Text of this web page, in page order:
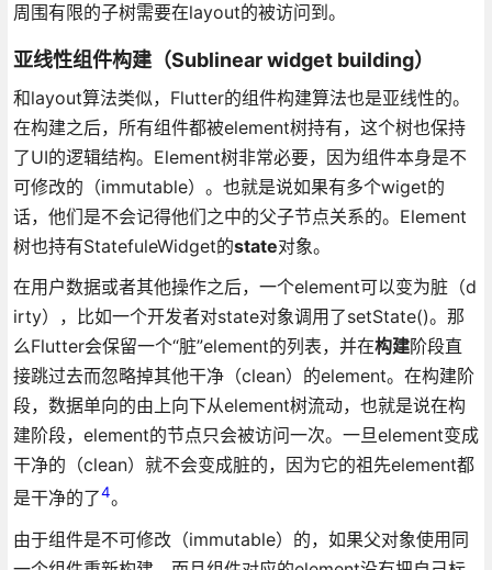
周围有限的子树需要在layout的被访问到。
亚线性组件构建（Sublinear widget building）
和layout算法类似，Flutter的组件构建算法也是亚线性的。
在构建之后，所有组件都被element树持有，这个树也保持
了UI的逻辑结构。Element树非常必要，因为组件本身是不
可修改的（immutable）。也就是说如果有多个wiget的
话，他们是不会记得他们之中的父子节点关系的。Element
树也持有StatefuleWidget的state对象。
在用户数据或者其他操作之后，一个element可以变为脏（d
irty），比如一个开发者对state对象调用了setState()。那
么Flutter会保留一个“脏”element的列表，并在构建阶段直
接跳过去而忽略掉其他干净（clean）的element。在构建阶
段，数据单向的由上向下从element树流动，也就是说在构
建阶段，element的节点只会被访问一次。一旦element变成
干净的（clean）就不会变成脏的，因为它的祖先element都
是干净的了4。
由于组件是不可修改（immutable）的，如果父对象使用同